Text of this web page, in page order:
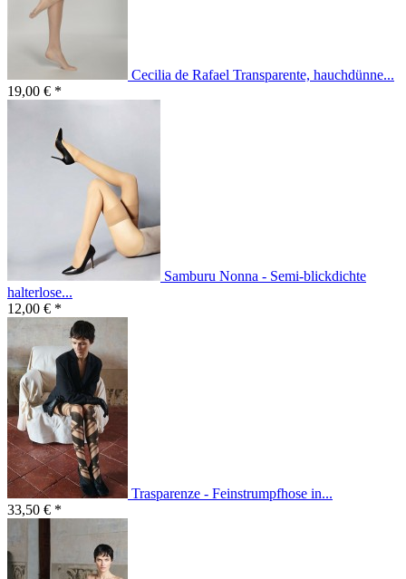
Cecilia de Rafael Transparente, hauchdünne...
19,00 € *
Samburu Nonna - Semi-blickdichte
halterlose...
12,00 € *
Trasparenze - Feinstrumpfhose in...
33,50 € *